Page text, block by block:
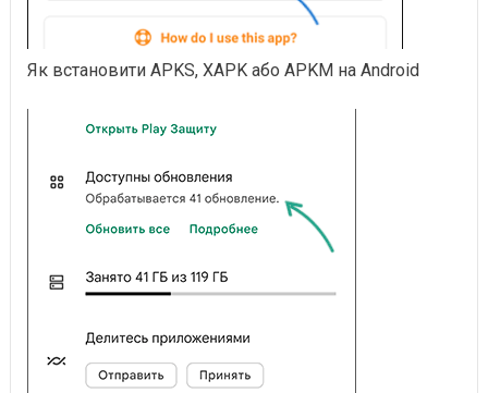
Як встановити APKS, XAPK або APKM на Android